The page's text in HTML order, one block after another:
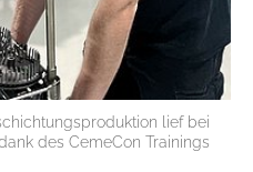
lief bei
des CemeCon Trainings